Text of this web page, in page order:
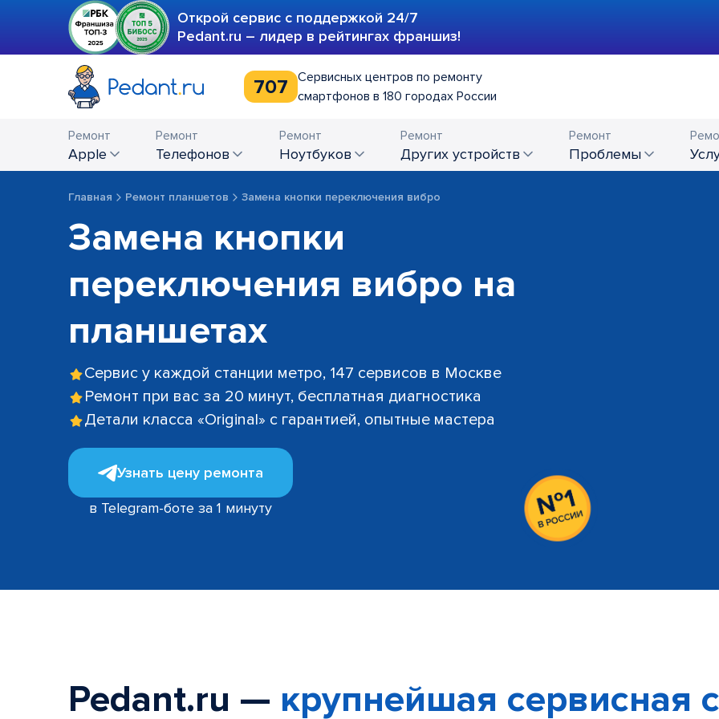
Открой сервис с поддержкой 24/7
Pedant.ru – лидер в рейтингах франшиз!
707
Сервисных центров по ремонту
смартфонов в 180 городах России
Ремонт
Apple
Ремонт
телефонов
Ремонт
ноутбуков
Ремонт
других устройств
Ремонт
проблемы
Главная Ремонт планшетов Замена кнопки переключения вибро
Замена кнопки
переключения вибро на
планшетах
Сервис у каждой станции метро, 147 сервисов в Москве
Ремонт при вас за 20 минут, бесплатная диагностика
Детали класса «Original» с гарантией, опытные мастера
Узнать цену ремонта
в Telegram-боте за 1 минуту
Pedant.ru — крупнейшая сервисная